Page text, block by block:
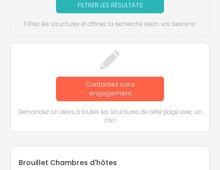
FILTRER LES RÉSULTATS
Filtrez les structures et affinez la recherche selon vos besoins!
Contactez sans
engagement
Demandez un devis à toutes les structures de cette page avec un
clic!
Brouillet Chambres d'hôtes